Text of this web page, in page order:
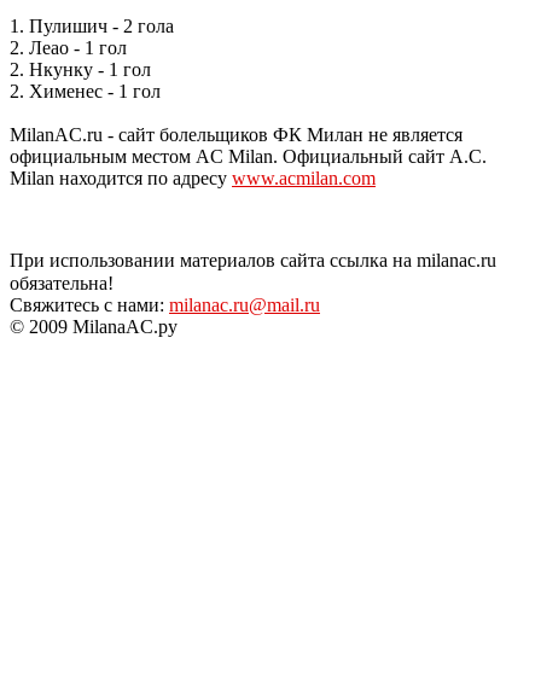
1. Пулишич - 2 гола
2. Леао - 1 гол
2. Нкунку - 1 гол
2. Хименес - 1 гол
MilanAC.ru - сайт болельщиков ФК Милан не является
официальным местом AC Milan. Официальный сайт A.C.
Milan находится по адресу www.acmilan.com
При использовании материалов сайта ссылка на milanac.ru
обязательна!
Свяжитесь с нами: milanac.ru@mail.ru
© 2009 MilanaAC.ру